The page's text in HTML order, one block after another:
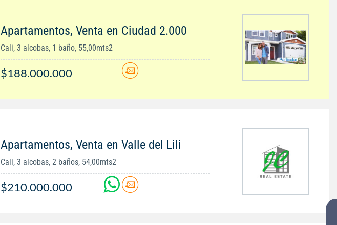
Apartamentos, Venta en Ciudad 2.000
Cali, 3 alcobas, 1 baño, 55,00mts2
$188.000.000
Apartamentos, Venta en Valle del Lili
Cali, 3 alcobas, 2 baños, 54,00mts2
$210.000.000